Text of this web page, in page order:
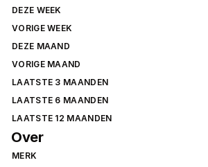
DEZE WEEK
VORIGE WEEK
DEZE MAAND
VORIGE MAAND
LAATSTE 3 MAANDEN
LAATSTE 6 MAANDEN
LAATSTE 12 MAANDEN
Over
MERK